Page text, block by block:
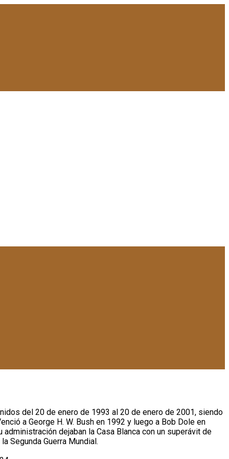
del 20 de enero de 1993 al 20 de enero de 2001, siendo
a George H. W. Bush en 1992 y luego a Bob Dole en
dejaban la Casa Blanca con un superávit de
Segunda Guerra Mundial.